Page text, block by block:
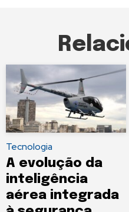
Tecnologia
A evolução da
inteligência
aérea integrada